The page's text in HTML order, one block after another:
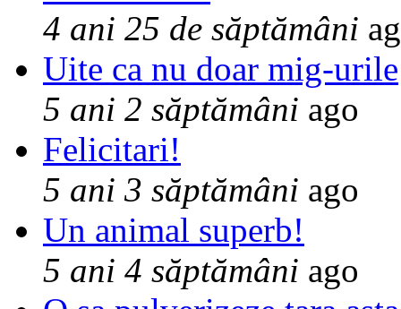
4 ani 25 de săptămâni
Uite ca nu doar mig-urile
5 ani 2 săptămâni ago
Felicitari!
5 ani 3 săptămâni ago
Un animal superb!
5 ani 4 săptămâni ago